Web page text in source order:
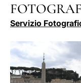
Servizio